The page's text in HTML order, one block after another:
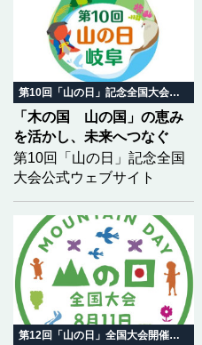
第10回「山の日」記念全国大会 岐阜in飛騨高山
「木の国 山の国」の恵み
を活かし、未来へつなぐ
第10回「山の日」記念全国
大会公式ウェブサイト
第12回「山の日」全国大会開催地決定